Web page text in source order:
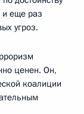
и еще раз
угроз.
ценен. Он,
коалиции